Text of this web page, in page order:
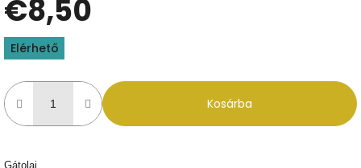
€8,50
Egységár:
Elérhető
Kosárba
Gátolaj